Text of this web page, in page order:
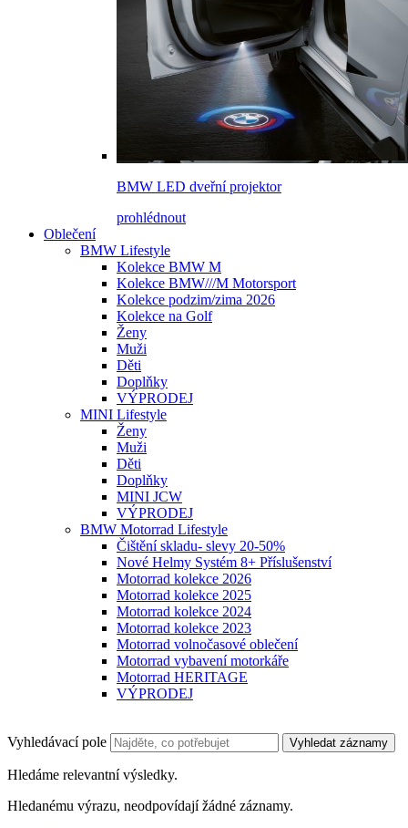
BMW LED dveřní projektor
prohlédnout
Oblečení
BMW Lifestyle
Kolekce BMW M
Kolekce BMW///M Motorsport
Kolekce podzim/zima 2026
Kolekce na Golf
Ženy
Muži
Děti
Doplňky
VÝPRODEJ
MINI Lifestyle
Ženy
Muži
Děti
Doplňky
MINI JCW
VÝPRODEJ
BMW Motorrad Lifestyle
Čištění skladu- slevy 20-50%
Nové Helmy Systém 8+ Příslušenství
Motorrad kolekce 2026
Motorrad kolekce 2025
Motorrad kolekce 2024
Motorrad kolekce 2023
Motorrad volnočasové oblečení
Motorrad vybavení motorkáře
Motorrad HERITAGE
VÝPRODEJ
Vyhledávací pole Vyhledat záznamy
Hledáme relevantní výsledky.
Hledanému výrazu, neodpovídají žádné záznamy.